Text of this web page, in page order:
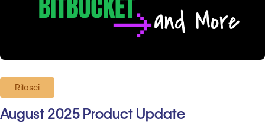
Rilasci
August 2025 Product Update